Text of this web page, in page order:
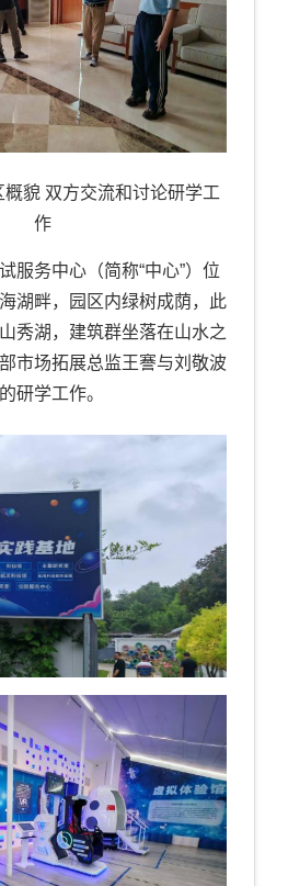
概貌 双方交流和讨论研学工
作
服务中心（简称“中心”）位
湖畔，园区内绿树成荫，此
秀湖，建筑群坐落在山水之
市场拓展总监王謇与刘敬波
研学工作。